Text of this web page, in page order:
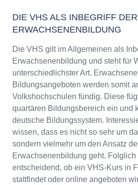
DIE VHS ALS INBEGRIFF DER
ERWACHSENENBILDUNG
Die VHS gilt im Allgemeinen als
Erwachsenenbildung und steht für
unterschiedlichster Art.
Bildungsangeboten werden somit
Volkshochschulen fündig. Diese
quartären Bildungsbereich ein und
deutsche Bildungssystem.
wissen, dass es nicht so sehr um
sondern vielmehr um den Ansatz
Erwachsenenbildung geht.
entscheidend, ob ein VHS-Kurs in
stattfindet oder online angeboten